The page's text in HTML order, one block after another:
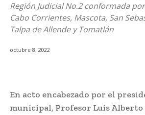
Región Judicial No.2 conformada
Cabo Corrientes, Mascota, San
Talpa de Allende y Tomatlán
octubre 8, 2022
En acto encabezado por el
municipal, Profesor Luis